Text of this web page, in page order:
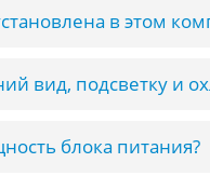
в этом
вид, подсветку и
блока питания?